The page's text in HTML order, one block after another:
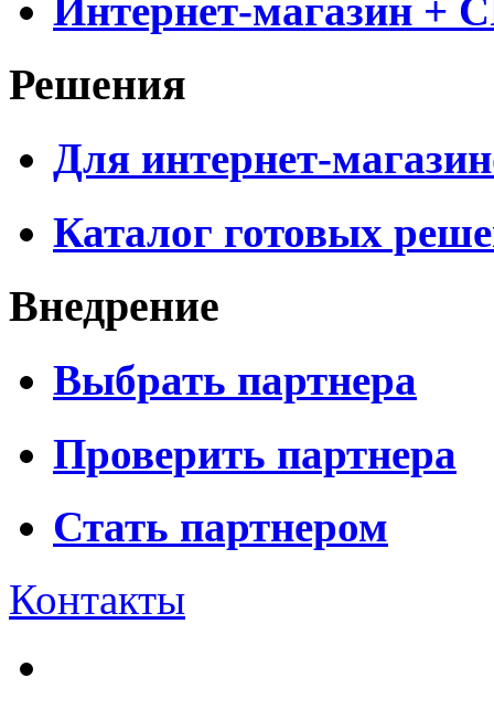
Интернет-магазин +
Решения
Для интернет-
Каталог готовых
Внедрение
Выбрать партнера
Проверить партнера
Стать партнером
Контакты